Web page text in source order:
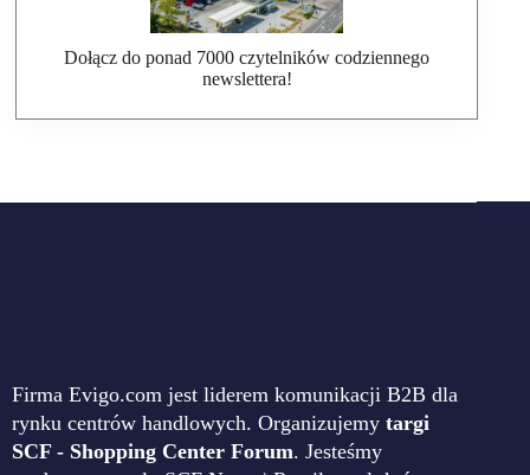
Dołącz do ponad 7000 czytelników codziennego
newslettera!
Firma Evigo.com jest liderem komunikacji B2B dla
rynku centrów handlowych. Organizujemy targi
SCF - Shopping Center Forum. Jesteśmy